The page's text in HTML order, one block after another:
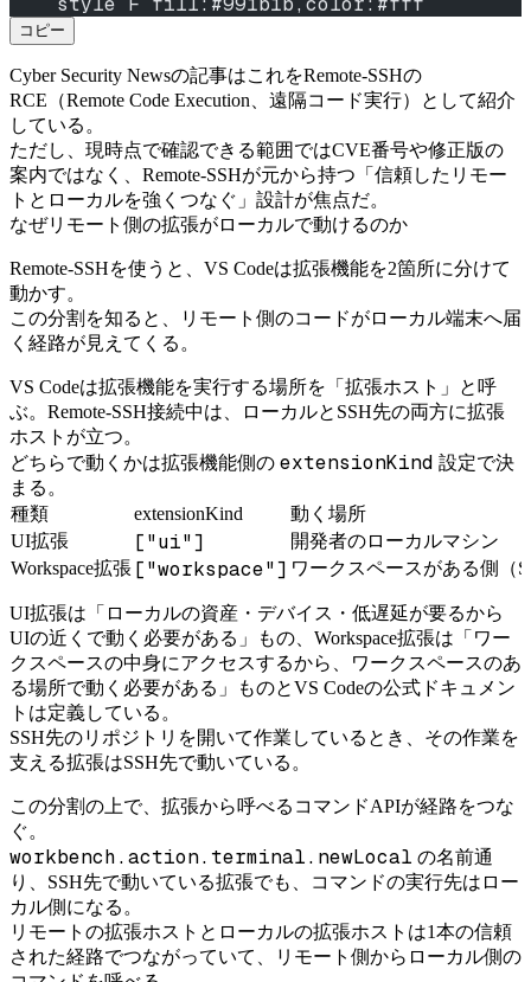
コピー
Cyber Security Newsの記事はこれをRemote-SSHの
RCE（Remote Code Execution、遠隔コード実行）として紹介
している。
ただし、現時点で確認できる範囲ではCVE番号や修正版の
案内ではなく、Remote-SSHが元から持つ「信頼したリモー
トとローカルを強くつなぐ」設計が焦点だ。
なぜリモート側の拡張がローカルで動けるのか
Remote-SSHを使うと、VS Codeは拡張機能を2箇所に分けて
動かす。
この分割を知ると、リモート側のコードがローカル端末へ届
く経路が見えてくる。
VS Codeは拡張機能を実行する場所を「拡張ホスト」と呼
ぶ。Remote-SSH接続中は、ローカルとSSH先の両方に拡張
ホストが立つ。
どちらで動くかは拡張機能側の extensionKind 設定で決
まる。
種類
extensionKind
動く場所
UI拡張
["ui"]
開発者のローカルマシン
Workspace拡張 ["workspace"] ワークスペースがある側（
UI拡張は「ローカルの資産・デバイス・低遅延が要るから
UIの近くで動く必要がある」もの、Workspace拡張は「ワー
クスペースの中身にアクセスするから、ワークスペースのあ
る場所で動く必要がある」ものとVS Codeの公式ドキュメン
トは定義している。
SSH先のリポジトリを開いて作業しているとき、その作業を
支える拡張はSSH先で動いている。
この分割の上で、拡張から呼べるコマンドAPIが経路をつな
ぐ。
workbench.action.terminal.newLocal の名前通
り、SSH先で動いている拡張でも、コマンドの実行先はロー
カル側になる。
リモートの拡張ホストとローカルの拡張ホストは1本の信頼
された経路でつながっていて、リモート側からローカル側の